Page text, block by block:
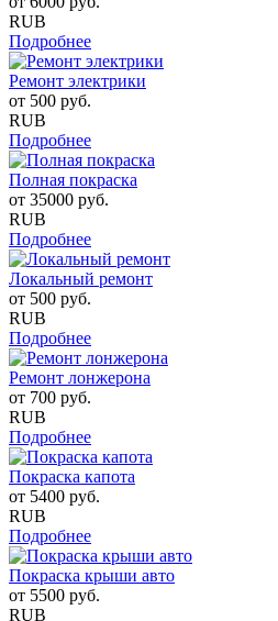
RUB
Подробнее
Ремонт электрики
от 500 руб.
RUB
Подробнее
Полная покраска
от 35000 руб.
RUB
Подробнее
Локальный ремонт
от 500 руб.
RUB
Подробнее
Ремонт лонжерона
от 700 руб.
RUB
Подробнее
Покраска капота
от 5400 руб.
RUB
Подробнее
Покраска крыши авто
от 5500 руб.
RUB